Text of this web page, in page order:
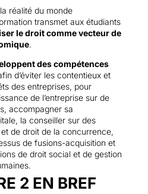
réalité du monde
transmet aux étudiants
le droit comme vecteur de
.
des compétences
d’éviter les contentieux et
des entreprises, pour
de l’entreprise sur de
accompagner sa
la conseiller sur des
de droit de la concurrence,
de fusions-acquisition et
de droit social et de gestion
2 EN BREF